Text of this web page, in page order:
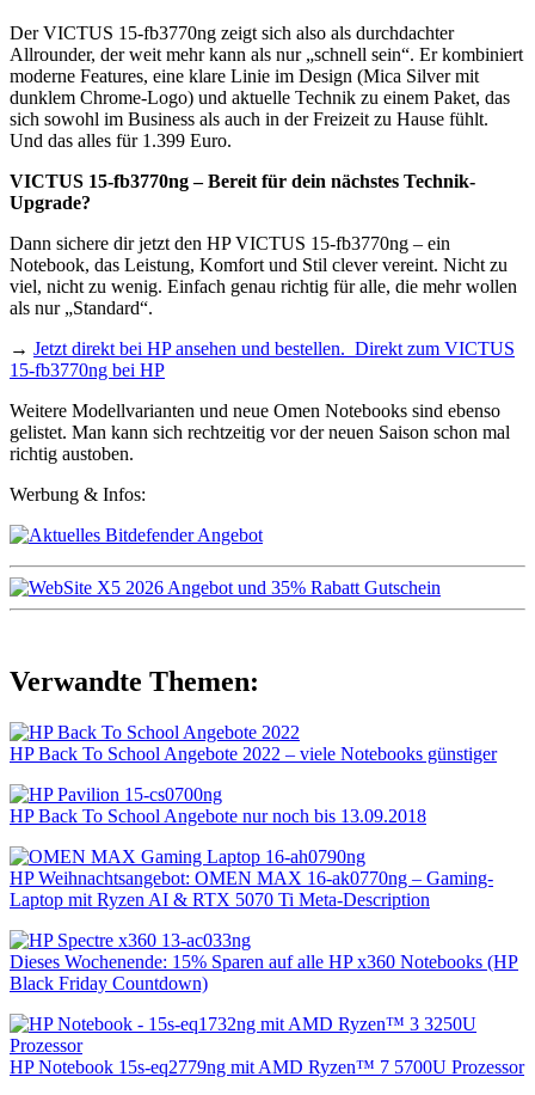
Der VICTUS 15-fb3770ng zeigt sich also als durchdachter
Allrounder, der weit mehr kann als nur „schnell sein“. Er kombiniert
moderne Features, eine klare Linie im Design (Mica Silver mit
dunklem Chrome-Logo) und aktuelle Technik zu einem Paket, das
sich sowohl im Business als auch in der Freizeit zu Hause fühlt.
Und das alles für 1.399 Euro.
VICTUS 15-fb3770ng – Bereit für dein nächstes Technik-
Upgrade?
Dann sichere dir jetzt den HP VICTUS 15-fb3770ng – ein
Notebook, das Leistung, Komfort und Stil clever vereint. Nicht zu
viel, nicht zu wenig. Einfach genau richtig für alle, die mehr wollen
als nur „Standard“.
→ Jetzt direkt bei HP ansehen und bestellen. Direkt zum VICTUS
15-fb3770ng bei HP
Weitere Modellvarianten und neue Omen Notebooks sind ebenso
gelistet. Man kann sich rechtzeitig vor der neuen Saison schon mal
richtig austoben.
Werbung & Infos:
Verwandte Themen:
HP Back To School Angebote 2022 – viele Notebooks günstiger
HP Back To School Angebote nur noch bis 13.09.2018
HP Weihnachtsangebot: OMEN MAX 16-ak0770ng – Gaming-
Laptop mit Ryzen AI & RTX 5070 Ti Meta-Description
Dieses Wochenende: 15% Sparen auf alle HP x360 Notebooks (HP
Black Friday Countdown)
HP Notebook 15s-eq2779ng mit AMD Ryzen™ 7 5700U Prozessor